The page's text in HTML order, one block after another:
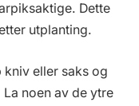
Dette
utplanting.
kniv eller saks og
noen av de ytre